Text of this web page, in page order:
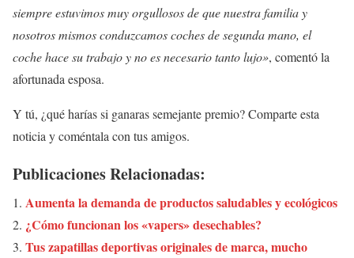
siempre estuvimos muy orgullosos de que nuestra familia y
nosotros mismos conduzcamos coches de segunda mano, el
coche hace su trabajo y no es necesario tanto lujo», comentó la
afortunada esposa.
Y tú, ¿qué harías si ganaras semejante premio? Comparte esta
noticia y coméntala con tus amigos.
Publicaciones Relacionadas:
Aumenta la demanda de productos saludables y ecológicos
¿Cómo funcionan los «vapers» desechables?
Tus zapatillas deportivas originales de marca, mucho